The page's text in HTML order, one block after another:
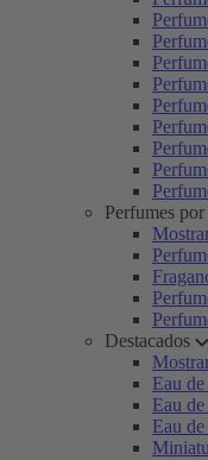
Perfumes
Destacados
Eau
Eau
Eau